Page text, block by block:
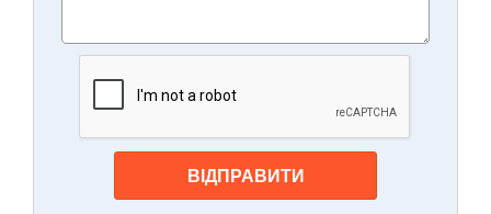
ВІДПРАВИТИ